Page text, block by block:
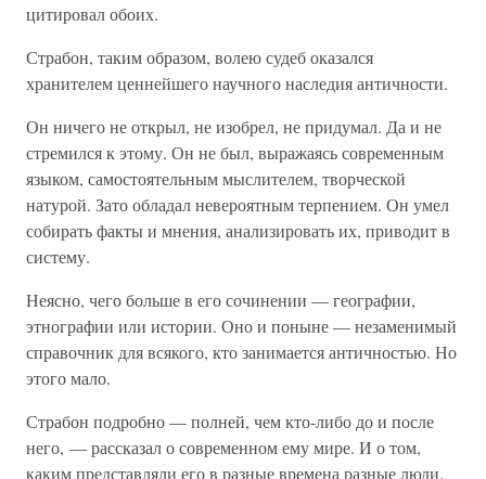
цитировал обоих.
Страбон, таким образом, волею судеб оказался
хранителем ценнейшего научного наследия античности.
Он ничего не открыл, не изобрел, не придумал. Да и не
стремился к этому. Он не был, выражаясь современным
языком, самостоятельным мыслителем, творческой
натурой. Зато обладал невероятным терпением. Он умел
собирать факты и мнения, анализировать их, приводит в
систему.
Неясно, чего больше в его сочинении — географии,
этнографии или истории. Оно и поныне — незаменимый
справочник для всякого, кто занимается античностью. Но
этого мало.
Страбон подробно — полней, чем кто-либо до и после
него, — рассказал о современном ему мире. И о том,
каким представляли его в разные времена разные люди.